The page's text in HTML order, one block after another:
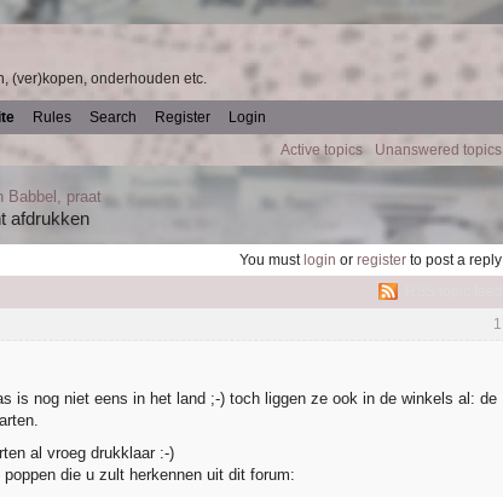
(ver)kopen, onderhouden etc.
Rules Search Register
Login
Active topics Unanswered topics
Babbel, praat
afdrukken
You must login or register to post a reply
1
is nog niet eens in het land ;-) toch liggen ze ook in de winkels al: de
al vroeg drukklaar :-)
die u zult herkennen uit dit forum: